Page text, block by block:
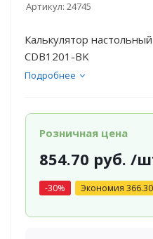
Артикул: 24745
Калькулятор
CDB1201-BK
Подробнее
Розничная цена
854.70 руб. /
-30% Экономия 366.30